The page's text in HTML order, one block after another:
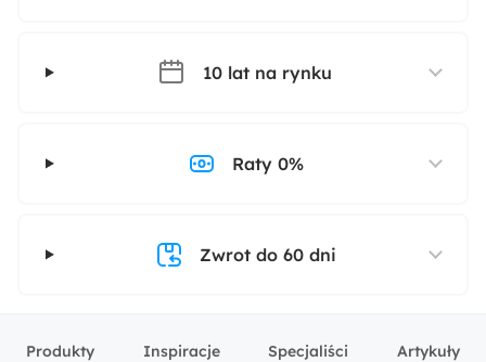
10 lat na rynku
Raty 0%
Zwrot do 60 dni
Produkty Inspiracje Specjaliści Artykuły